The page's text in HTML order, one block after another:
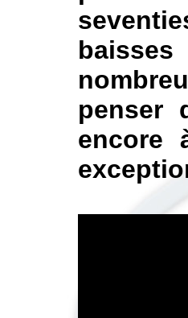
penser
encore